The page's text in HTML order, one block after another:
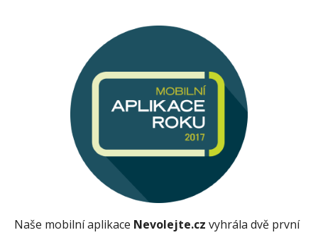
Naše mobilní aplikace Nevolejte.cz vyhrála dvě první